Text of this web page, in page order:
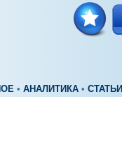
• АНАЛИТИКА • СТАТЬИ